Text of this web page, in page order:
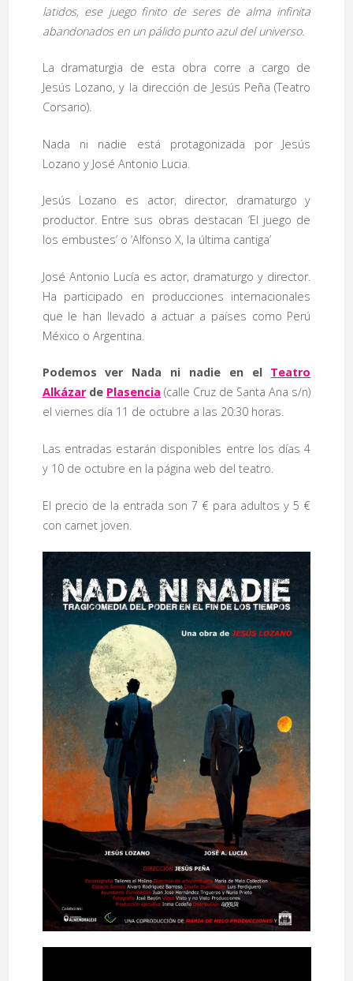
latidos, ese juego finito de seres de alma infinita
abandonados en un pálido punto azul del universo.
La dramaturgia de esta obra corre a cargo de
Jesús Lozano, y la dirección de Jesús Peña (Teatro
Corsario).
Nada ni nadie está protagonizada por Jesús
Lozano y José Antonio Lucia.
Jesús Lozano es actor, director, dramaturgo y
productor. Entre sus obras destacan ‘El juego de
los embustes’ o ‘Alfonso X, la última cantiga’
José Antonio Lucía es actor, dramaturgo y director.
Ha participado en producciones internacionales
que le han llevado a actuar a países como Perú
México o Argentina.
Podemos ver Nada ni nadie en el Teatro
Alkázarde Plasencia (calle Cruz de Santa Ana s/n)
el viernes día 11 de octubre a las 20:30 horas.
Las entradas estarán disponibles entre los días 4
y 10 de octubre en la página web del teatro.
El precio de la entrada son 7 € para adultos y 5 €
con carnet joven.